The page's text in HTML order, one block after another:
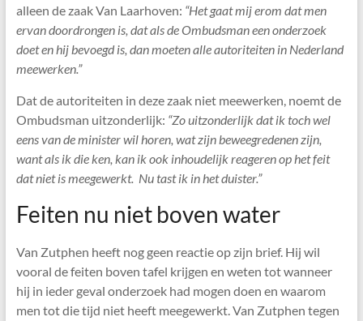
alleen de zaak Van Laarhoven: “Het gaat mij erom dat men
ervan doordrongen is, dat als de Ombudsman een onderzoek
doet en hij bevoegd is, dan moeten alle autoriteiten in Nederland
meewerken.”
Dat de autoriteiten in deze zaak niet meewerken, noemt de
Ombudsman uitzonderlijk: “Zo uitzonderlijk dat ik toch wel
eens van de minister wil horen, wat zijn beweegredenen zijn,
want als ik die ken, kan ik ook inhoudelijk reageren op het feit
dat niet is meegewerkt. Nu tast ik in het duister.”
Feiten nu niet boven water
Van Zutphen heeft nog geen reactie op zijn brief. Hij wil
vooral de feiten boven tafel krijgen en weten tot wanneer
hij in ieder geval onderzoek had mogen doen en waarom
men tot die tijd niet heeft meegewerkt. Van Zutphen tegen